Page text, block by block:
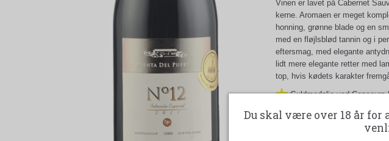
Vinen er lavet på Cabernet
kerne. Aromaen er meget
honning, grønne blade og en
med en fløjlsblød tannin og i
eftersmag, med elegante
lidt mere elegante retter med
top, hvis kødets karakter
Guldmedalje ved Concours
Sølvmdalje ved IWSC
En kasse indeholder 6 flasker -
Du skal være over 18 år for